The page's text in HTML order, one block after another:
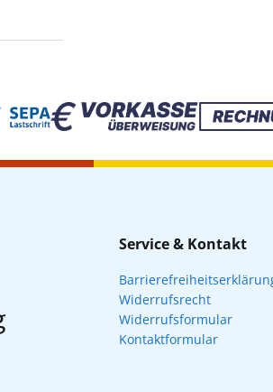
Service & Kontakt
Widerrufsrecht
Widerrufsformular
Kontaktformular